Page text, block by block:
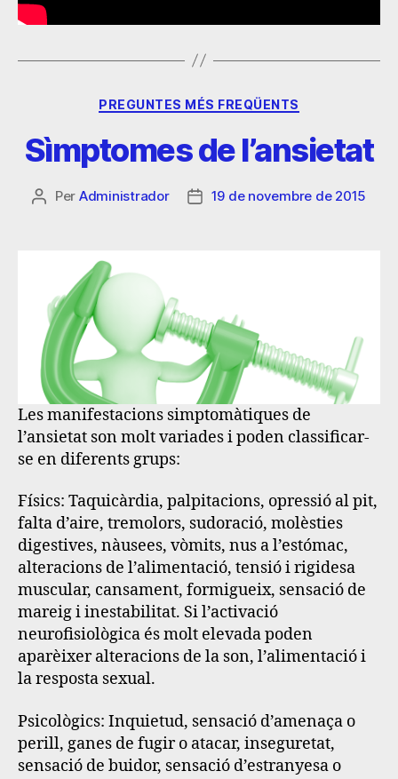
PREGUNTES MÉS FREQÜENTS
Sìmptomes de l’ansietat
Per Administrador 19 de novembre de 2015
Les manifestacions simptomàtiques de
l’ansietat son molt variades i poden classificar-
se en diferents grups:
Físics: Taquicàrdia, palpitacions, opressió al pit,
falta d’aire, tremolors, sudoració, molèsties
digestives, nàusees, vòmits, nus a l’estómac,
alteracions de l’alimentació, tensió i rigidesa
muscular, cansament, formigueix, sensació de
mareig i inestabilitat. Si l’activació
neurofisiològica és molt elevada poden
aparèixer alteracions de la son, l’alimentació i
la resposta sexual.
Psicològics: Inquietud, sensació d’amenaça o
perill, ganes de fugir o atacar, inseguretat,
sensació de buidor, sensació d’estranyesa o